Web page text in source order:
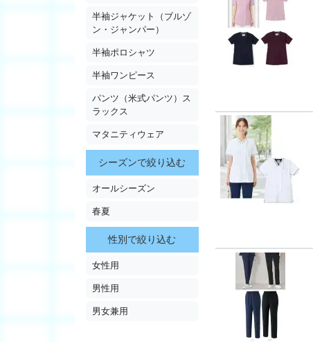
半袖ジャケット（ブルゾ
ン・ジャンパー）
半袖ポロシャツ
半袖ワンピース
パンツ（米式パンツ）ス
ラックス
マタニティウェア
シーズンで絞り込む
オールシーズン
春夏
性別で絞り込む
女性用
男性用
男女兼用